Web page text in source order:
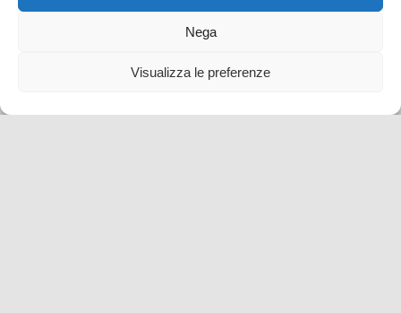
Nega
Visualizza le preferenze